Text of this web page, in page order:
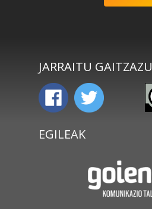
JARRAITU GAITZAZU
EGILEAK